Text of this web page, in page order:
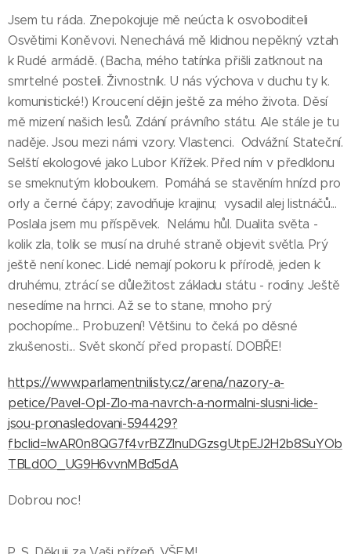
Jsem tu ráda. Znepokojuje mě neúcta k osvoboditeli
Osvětimi Koněvovi. Nenechává mě klidnou nepěkný vztah
k Rudé armádě. (Bacha, mého tatínka přišli zatknout na
smrtelné posteli. Živnostník. U nás výchova v duchu ty k.
komunistické!) Kroucení dějin ještě za mého života. Děsí
mě mizení našich lesů. Zdání právního státu. Ale stále je tu
naděje. Jsou mezi námi vzory. Vlastenci. Odvážní. Stateční.
Selští ekologové jako Lubor Křížek. Před ním v předklonu
se smeknutým kloboukem. Pomáhá se stavěním hnízd pro
orly a černé čápy; zavodňuje krajinu; vysadil alej listnáčů...
Poslala jsem mu příspěvek. Nelámu hůl. Dualita světa -
kolik zla, tolik se musí na druhé straně objevit světla. Prý
ještě není konec. Lidé nemají pokoru k přírodě, jeden k
druhému, ztrácí se důležitost základu státu - rodiny. Ještě
nesedíme na hrnci. Až se to stane, mnoho prý
pochopíme... Probuzení! Většinu to čeká po děsné
zkušenosti... Svět skončí před propastí. DOBŘE!
https://www.parlamentnilisty.cz/arena/nazory-a-
petice/Pavel-Opl-Zlo-ma-navrch-a-normalni-slusni-lide-
jsou-pronasledovani-594429?
fbclid=IwAR0n8QG7f4vrBZZInuDGzsgUtpEJ2H2b8SuYOb
TBLd0O_UG9H6vvnMBd5dA
Dobrou noc!